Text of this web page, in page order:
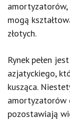
mogą
złotych.
Rynek pełen
azjatyckiego,
kusząca.
amortyzatorów
pozostawiają